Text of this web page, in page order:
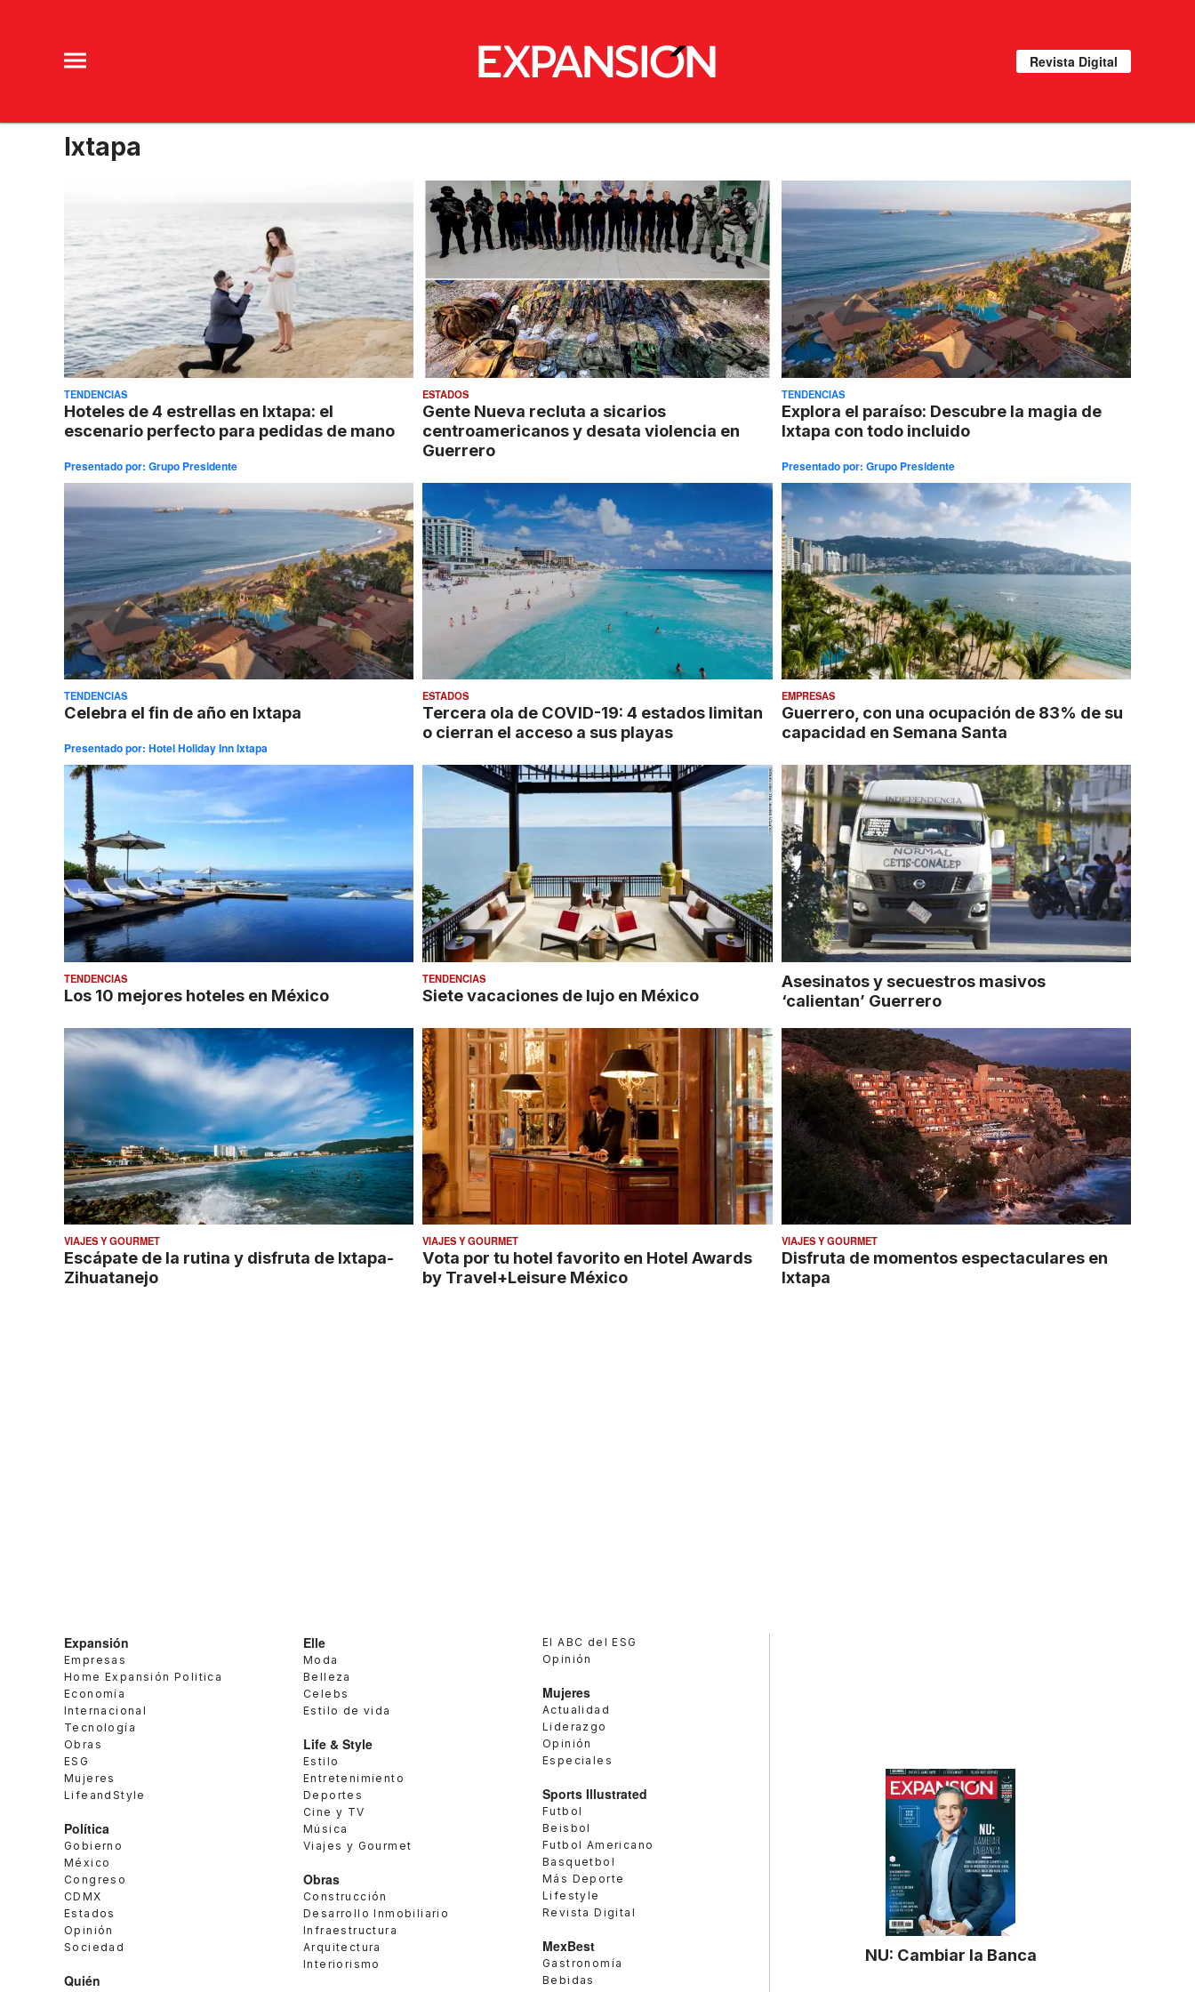
Revista Digital
Ixtapa
TENDENCIAS
Hoteles de 4 estrellas en Ixtapa: el
escenario perfecto para pedidas de mano
Presentado por: Grupo Presidente
ESTADOS
Gente Nueva recluta a sicarios
centroamericanos y desata violencia en
Guerrero
TENDENCIAS
Explora el paraíso: Descubre la magia de
Ixtapa con todo incluido
Presentado por: Grupo Presidente
TENDENCIAS
Celebra el fin de año en Ixtapa
Presentado por: Hotel Holiday Inn Ixtapa
ESTADOS
Tercera ola de COVID-19: 4 estados limitan
o cierran el acceso a sus playas
EMPRESAS
Guerrero, con una ocupación de 83% de su
capacidad en Semana Santa
TENDENCIAS
Los 10 mejores hoteles en México
TENDENCIAS
Siete vacaciones de lujo en México
Asesinatos y secuestros masivos
‘calientan’ Guerrero
VIAJES Y GOURMET
Escápate de la rutina y disfruta de Ixtapa-
Zihuatanejo
VIAJES Y GOURMET
Vota por tu hotel favorito en Hotel Awards
by Travel+Leisure México
VIAJES Y GOURMET
Disfruta de momentos espectaculares en
Ixtapa
Expansión
Empresas
Home Expansión Politica
Economía
Internacional
Tecnología
Obras
ESG
Mujeres
LifeandStyle
Política
Gobierno
México
Congreso
CDMX
Estados
Opinión
Sociedad
Quién
Elle
Moda
Belleza
Celebs
Estilo de vida
Life & Style
Estilo
Entretenimiento
Deportes
Cine y TV
Música
Viajes y Gourmet
Obras
Construcción
Desarrollo Inmobiliario
Infraestructura
Arquitectura
Interiorismo
El ABC del ESG
Opinión
Mujeres
Actualidad
Liderazgo
Opinión
Especiales
Sports Illustrated
Futbol
Beisbol
Futbol Americano
Basquetbol
Más Deporte
Lifestyle
Revista Digital
MexBest
Gastronomía
Bebidas
NU: Cambiar la Banca